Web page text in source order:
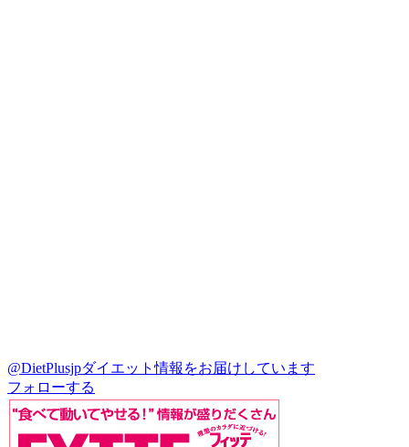
@DietPlusjpダイエット情報をお届けしています
フォローする